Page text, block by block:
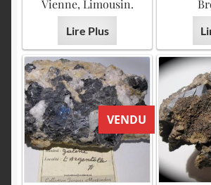
Vienne, Limousin.
Lire Plus
VENDU